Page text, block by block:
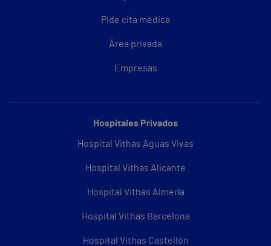
Pide cita médica
Área privada
Empresas
Hospitales Privados
Hospital Vithas Aguas Vivas
Hospital Vithas Alicante
Hospital Vithas Almería
Hospital Vithas Barcelona
Hospital Vithas Castellón